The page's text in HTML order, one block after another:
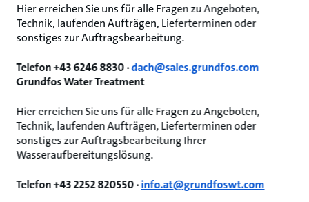
Hier erreichen Sie uns für alle Fragen zu Angeboten,
Technik, laufenden Aufträgen, Lieferterminen oder
sonstiges zur Auftragsbearbeitung.
Telefon +43 6246 8830 ·dach@sales.grundfos.com
Grundfos Water Treatment
Hier erreichen Sie uns für alle Fragen zu Angeboten,
Technik, laufenden Aufträgen, Lieferterminen oder
sonstiges zur Auftragsbearbeitung Ihrer
Wasseraufbereitungslösung.
Telefon +43 2252 820550 ·info.at@grundfoswt.com